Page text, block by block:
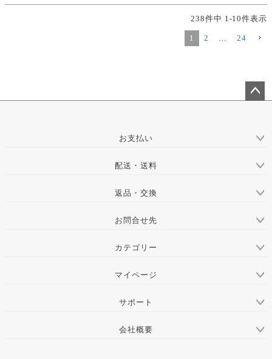
238件中 1-10件表示
1 2 … 24
お支払い
配送・送料
返品・交換
お問合せ先
カテゴリー
マイページ
サポート
会社概要